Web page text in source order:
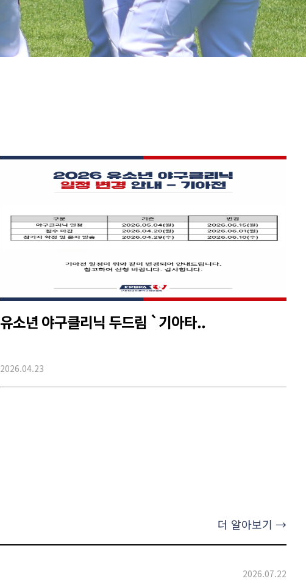
유소년 야구클리닉 두드림 `기아타..
2026.04.23
더 알아보기 →
2026.07.22